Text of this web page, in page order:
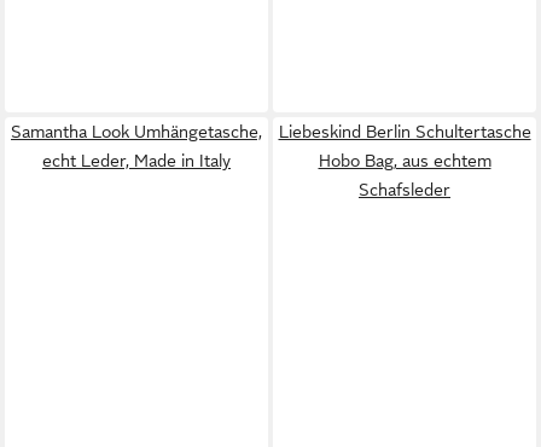
Samantha Look Umhängetasche,
echt Leder, Made in Italy
Liebeskind Berlin Schultertasche
Hobo Bag, aus echtem
Schafsleder